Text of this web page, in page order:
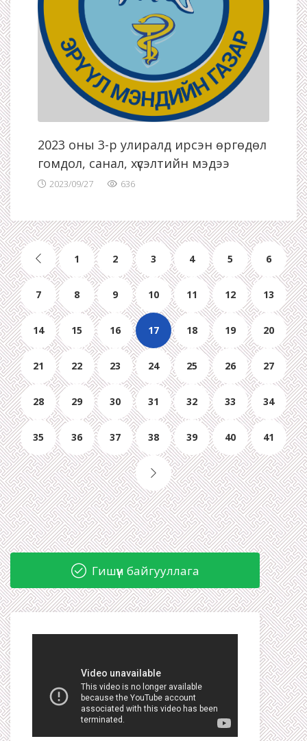
2023 оны 3-р улиралд ирсэн өргөдөл
гомдол, санал, хүсэлтийн мэдээ
2023/09/27 636
1 2 3 4 5 6
7 8 9 10 11 12 13
14 15 16 17 18 19 20
21 22 23 24 25 26 27
28 29 30 31 32 33 34
35 36 37 38 39 40 41
Гишүүн байгууллага